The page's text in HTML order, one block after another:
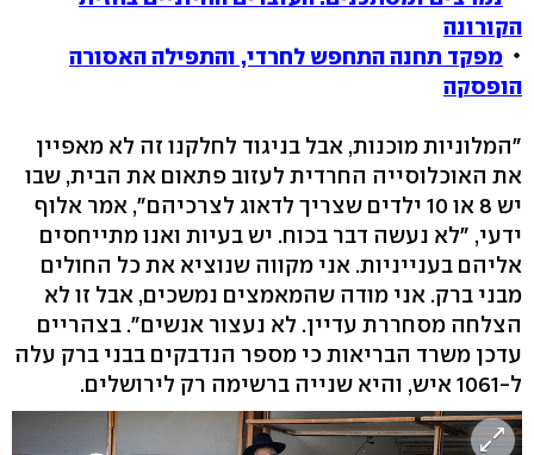
הקורונה
מפקד תחנה התחפש לחרדי, והתפילה האסורה
הופסקה
"המלוניות מוכנות, אבל בניגוד לחלקנו זה לא מאפיין
את האוכלוסייה החרדית לעזוב פתאום את הבית, שבו
יש 8 או 10 ילדים שצריך לדאוג לצרכיהם", אמר אלוף
ידעי, "לא נעשה דבר בכוח. יש בעיות ואנו מתייחסים
אליהם בענייניות. אני מקווה שנוציא את כל החולים
מבני ברק. אני מודה שהמאמצים נמשכים, אבל זו לא
הצלחה מסחררת עדיין. לא נעצור אנשים". בצהריים
עדכן משרד הבריאות כי מספר הנדבקים בבני ברק עלה
ל-1061 איש, והיא שנייה ברשימה רק לירושלים.